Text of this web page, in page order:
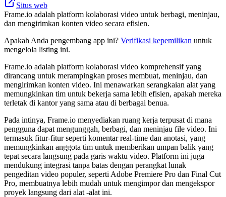
Situs web
Frame.io adalah platform kolaborasi video untuk berbagi, meninjau,
dan mengirimkan konten video secara efisien.
Apakah Anda pengembang app ini? Verifikasi kepemilikan untuk
mengelola listing ini.
Frame.io adalah platform kolaborasi video komprehensif yang
dirancang untuk merampingkan proses membuat, meninjau, dan
mengirimkan konten video. Ini menawarkan serangkaian alat yang
memungkinkan tim untuk bekerja sama lebih efisien, apakah mereka
terletak di kantor yang sama atau di berbagai benua.
Pada intinya, Frame.io menyediakan ruang kerja terpusat di mana
pengguna dapat mengunggah, berbagi, dan meninjau file video. Ini
termasuk fitur-fitur seperti komentar real-time dan anotasi, yang
memungkinkan anggota tim untuk memberikan umpan balik yang
tepat secara langsung pada garis waktu video. Platform ini juga
mendukung integrasi tanpa batas dengan perangkat lunak
pengeditan video populer, seperti Adobe Premiere Pro dan Final Cut
Pro, membuatnya lebih mudah untuk mengimpor dan mengekspor
proyek langsung dari alat -alat ini.